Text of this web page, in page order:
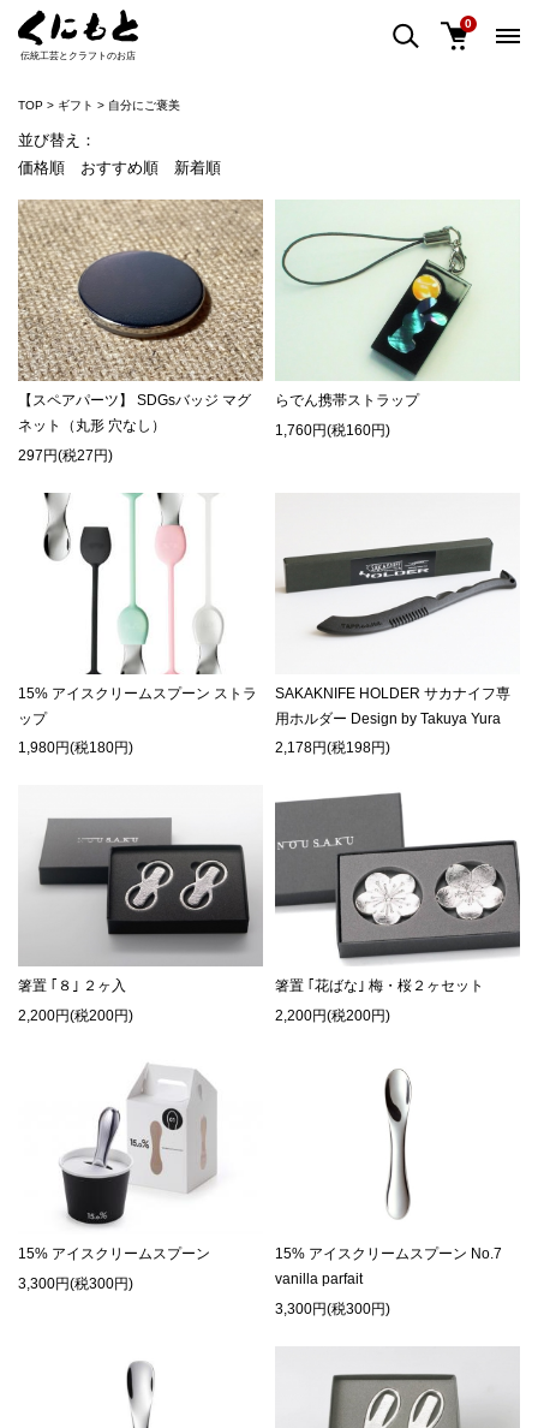
伝統工芸とクラフトのお店
0
TOP ギフト 自分にご褒美
並び替え：
価格順
おすすめ順 新着順
【スペアパーツ】 SDGsバッジ マグ
ネット（丸形 穴なし）
297円(税27円)
らでん携帯ストラップ
1,760円(税160円)
15% アイスクリームスプーン ストラ
ップ
1,980円(税180円)
SAKAKNIFE HOLDER サカナイフ専
用ホルダー Design by Takuya Yura
2,178円(税198円)
箸置 ｢８｣ ２ヶ入
2,200円(税200円)
箸置 ｢花ばな｣ 梅・桜２ヶセット
2,200円(税200円)
15% アイスクリームスプーン
3,300円(税300円)
15% アイスクリームスプーン No.7
vanilla parfait
3,300円(税300円)